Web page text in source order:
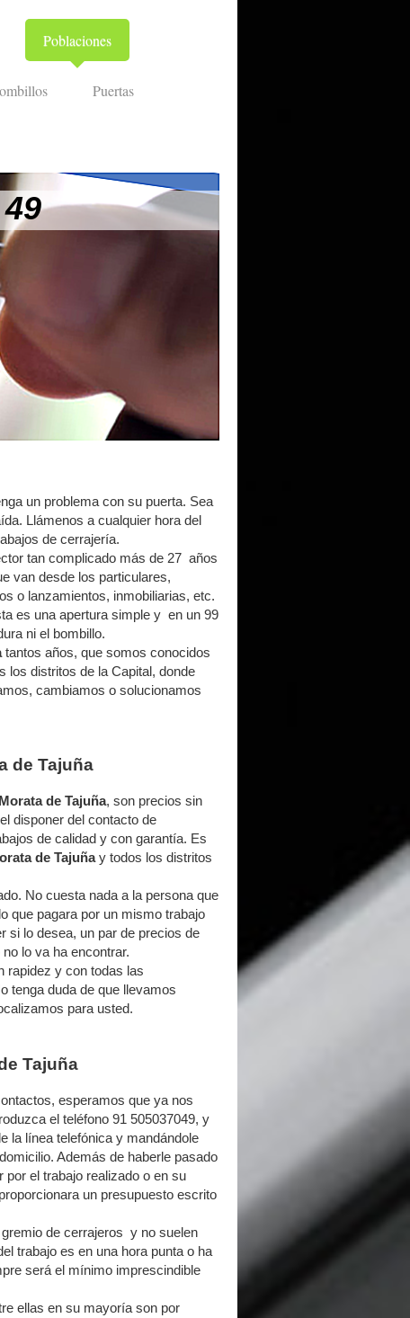
Poblaciones
Puertas
un problema con su puerta. Sea
Llámenos a cualquier hora del
de cerrajería.
tan complicado más de 27 años
van desde los particulares,
o lanzamientos, inmobiliarias, etc.
es una apertura simple y en un 99
ni el bombillo.
tantos años, que somos conocidos
los distritos de la Capital, donde
cambiamos o solucionamos
de Tajuña
de Tajuña, son precios sin
disponer del contacto de
de calidad y con garantía. Es
de Tajuñay todos los distritos
No cuesta nada a la persona que
que pagara por un mismo trabajo
si lo desea, un par de precios de
lo va ha encontrar.
y con todas las
tenga duda de que llevamos
para usted.
Tajuña
esperamos que ya nos
el teléfono 91 505037049, y
la línea telefónica y mandándole
Además de haberle pasado
por el trabajo realizado o en su
un presupuesto escrito
de cerrajeros y no suelen
trabajo es en una hora punta o ha
será el mínimo imprescindible
ellas en su mayoría son por